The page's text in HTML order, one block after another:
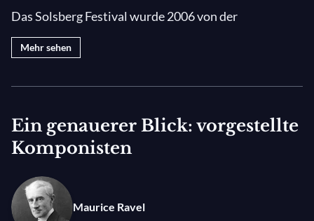
Das Solsberg Festival wurde 2006 von der
argentinischen Cellistin Sol Gabetta gegründet, die
heute dessen künstlerische Leiterin ist. An einem
versammelt das Festival einmal im Jahr einige der
besten zeitgenössischen Talente der Welt in einer
freundlichen Atmosphäre mit außergewöhnlichen
Konzerten.
Im Jahr 2012 begrüßt die 7. Ausgabe des Festivals
Mehr sehen
Ein genauerer Blick: vorgestellte
Komponisten
Maurice Ravel